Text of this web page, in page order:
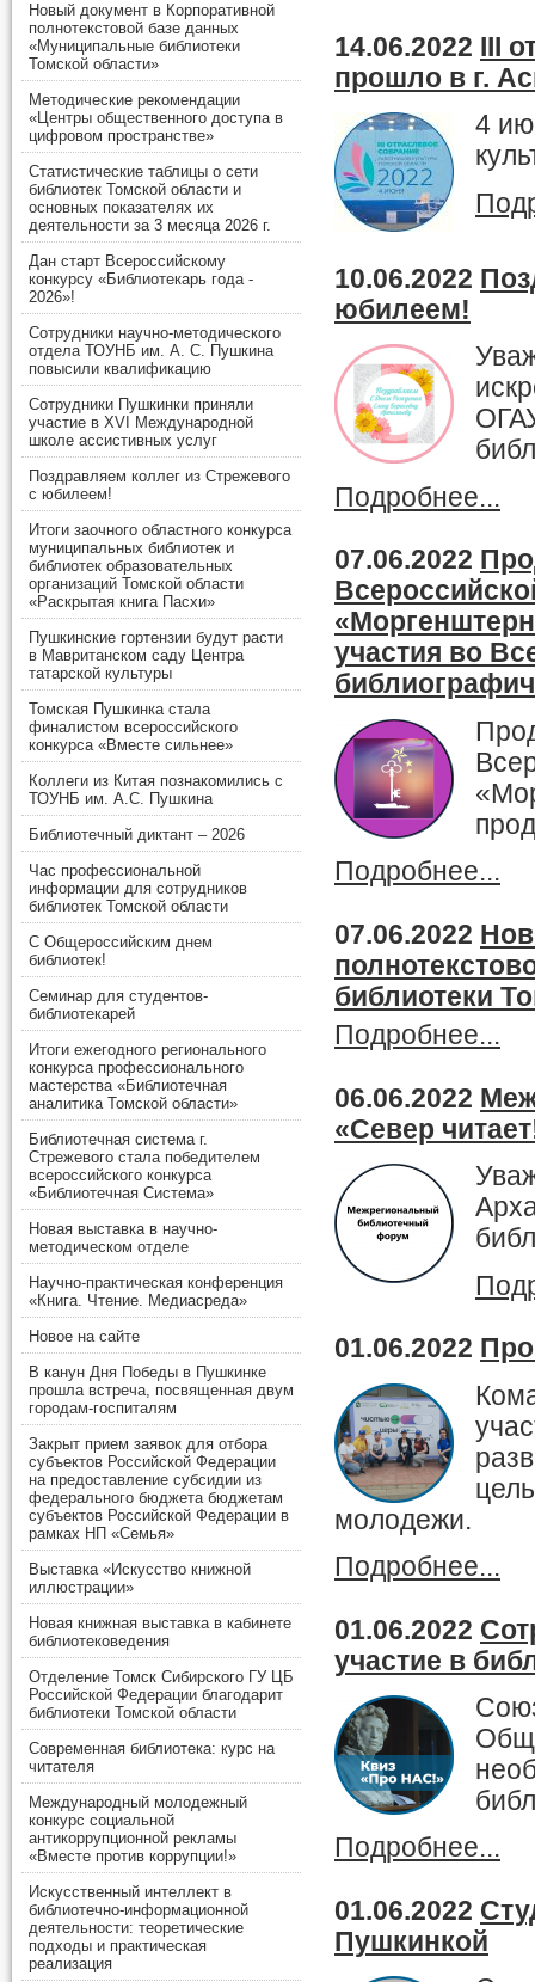
Новый документ в Корпоративной
полнотекстовой базе данных
«Муниципальные библиотеки
Томской области»
Методические рекомендации
«Центры общественного доступа в
цифровом пространстве»
Статистические таблицы о сети
библиотек Томской области и
основных показателях их
деятельности за 3 месяца 2026 г.
Дан старт Всероссийскому
конкурсу «Библиотекарь года -
2026»!
Сотрудники научно-методического
отдела ТОУНБ им. А. С. Пушкина
повысили квалификацию
Сотрудники Пушкинки приняли
участие в XVI Международной
школе ассистивных услуг
Поздравляем коллег из Стрежевого
с юбилеем!
Итоги заочного областного конкурса
муниципальных библиотек и
библиотек образовательных
организаций Томской области
«Раскрытая книга Пасхи»
Пушкинские гортензии будут расти
в Мавританском саду Центра
татарской культуры
Томская Пушкинка стала
финалистом всероссийского
конкурса «Вместе сильнее»
Коллеги из Китая познакомились с
ТОУНБ им. А.С. Пушкина
Библиотечный диктант – 2026
Час профессиональной
информации для сотрудников
библиотек Томской области
С Общероссийским днем
библиотек!
Семинар для студентов-
библиотекарей
Итоги ежегодного регионального
конкурса профессионального
мастерства «Библиотечная
аналитика Томской области»
Библиотечная система г.
Стрежевого стала победителем
всероссийского конкурса
«Библиотечная Система»
Новая выставка в научно-
методическом отделе
Научно-практическая конференция
«Книга. Чтение. Медиасреда»
Новое на сайте
В канун Дня Победы в Пушкинке
прошла встреча, посвященная двум
городам-госпиталям
Закрыт прием заявок для отбора
субъектов Российской Федерации
на предоставление субсидии из
федерального бюджета бюджетам
субъектов Российской Федерации в
рамках НП «Семья»
Выставка «Искусство книжной
иллюстрации»
Новая книжная выставка в кабинете
библиотековедения
Отделение Томск Сибирского ГУ ЦБ
Российской Федерации благодарит
библиотеки Томской области
Современная библиотека: курс на
читателя
Международный молодежный
конкурс социальной
антикоррупционной рекламы
«Вместе против коррупции!»
Искусственный интеллект в
библиотечно-информационной
деятельности: теоретические
подходы и практическая
реализация
14.06.2022 III
прошло в г.
4
10.06.2022
юбилеем!
Подробнее...
07.06.2022
участия во
Подробнее...
07.06.2022
библиотеки
Подробнее...
06.06.2022
«Север
01.06.2022
молодежи.
Подробнее...
01.06.2022
участие в
Подробнее...
01.06.2022
Пушкинкой